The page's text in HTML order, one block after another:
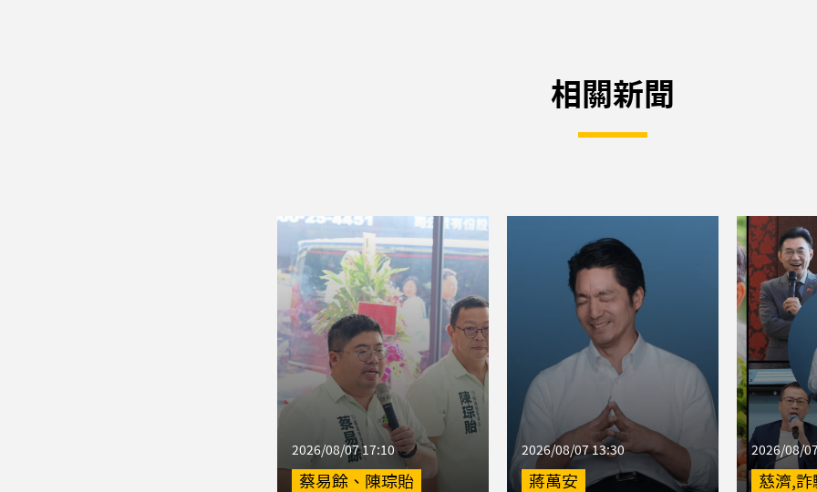
相關新聞
2026/08/07 17:10
蔡易餘、陳琮貽
2026/08/07 13:30
蔣萬安
2026/08/
慈濟,詐